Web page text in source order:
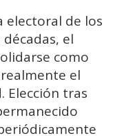
electoral de los
el
como
el
Elección tras